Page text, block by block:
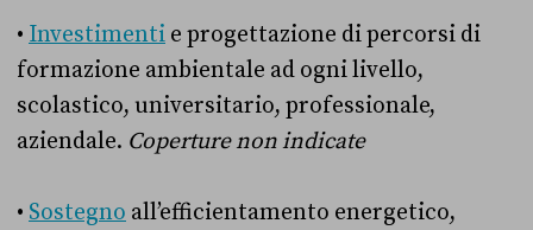
• Investimenti e progettazione di percorsi di
formazione ambientale ad ogni livello,
scolastico, universitario, professionale,
aziendale. Coperture non indicate
• Sostegno all’efficientamento energetico,